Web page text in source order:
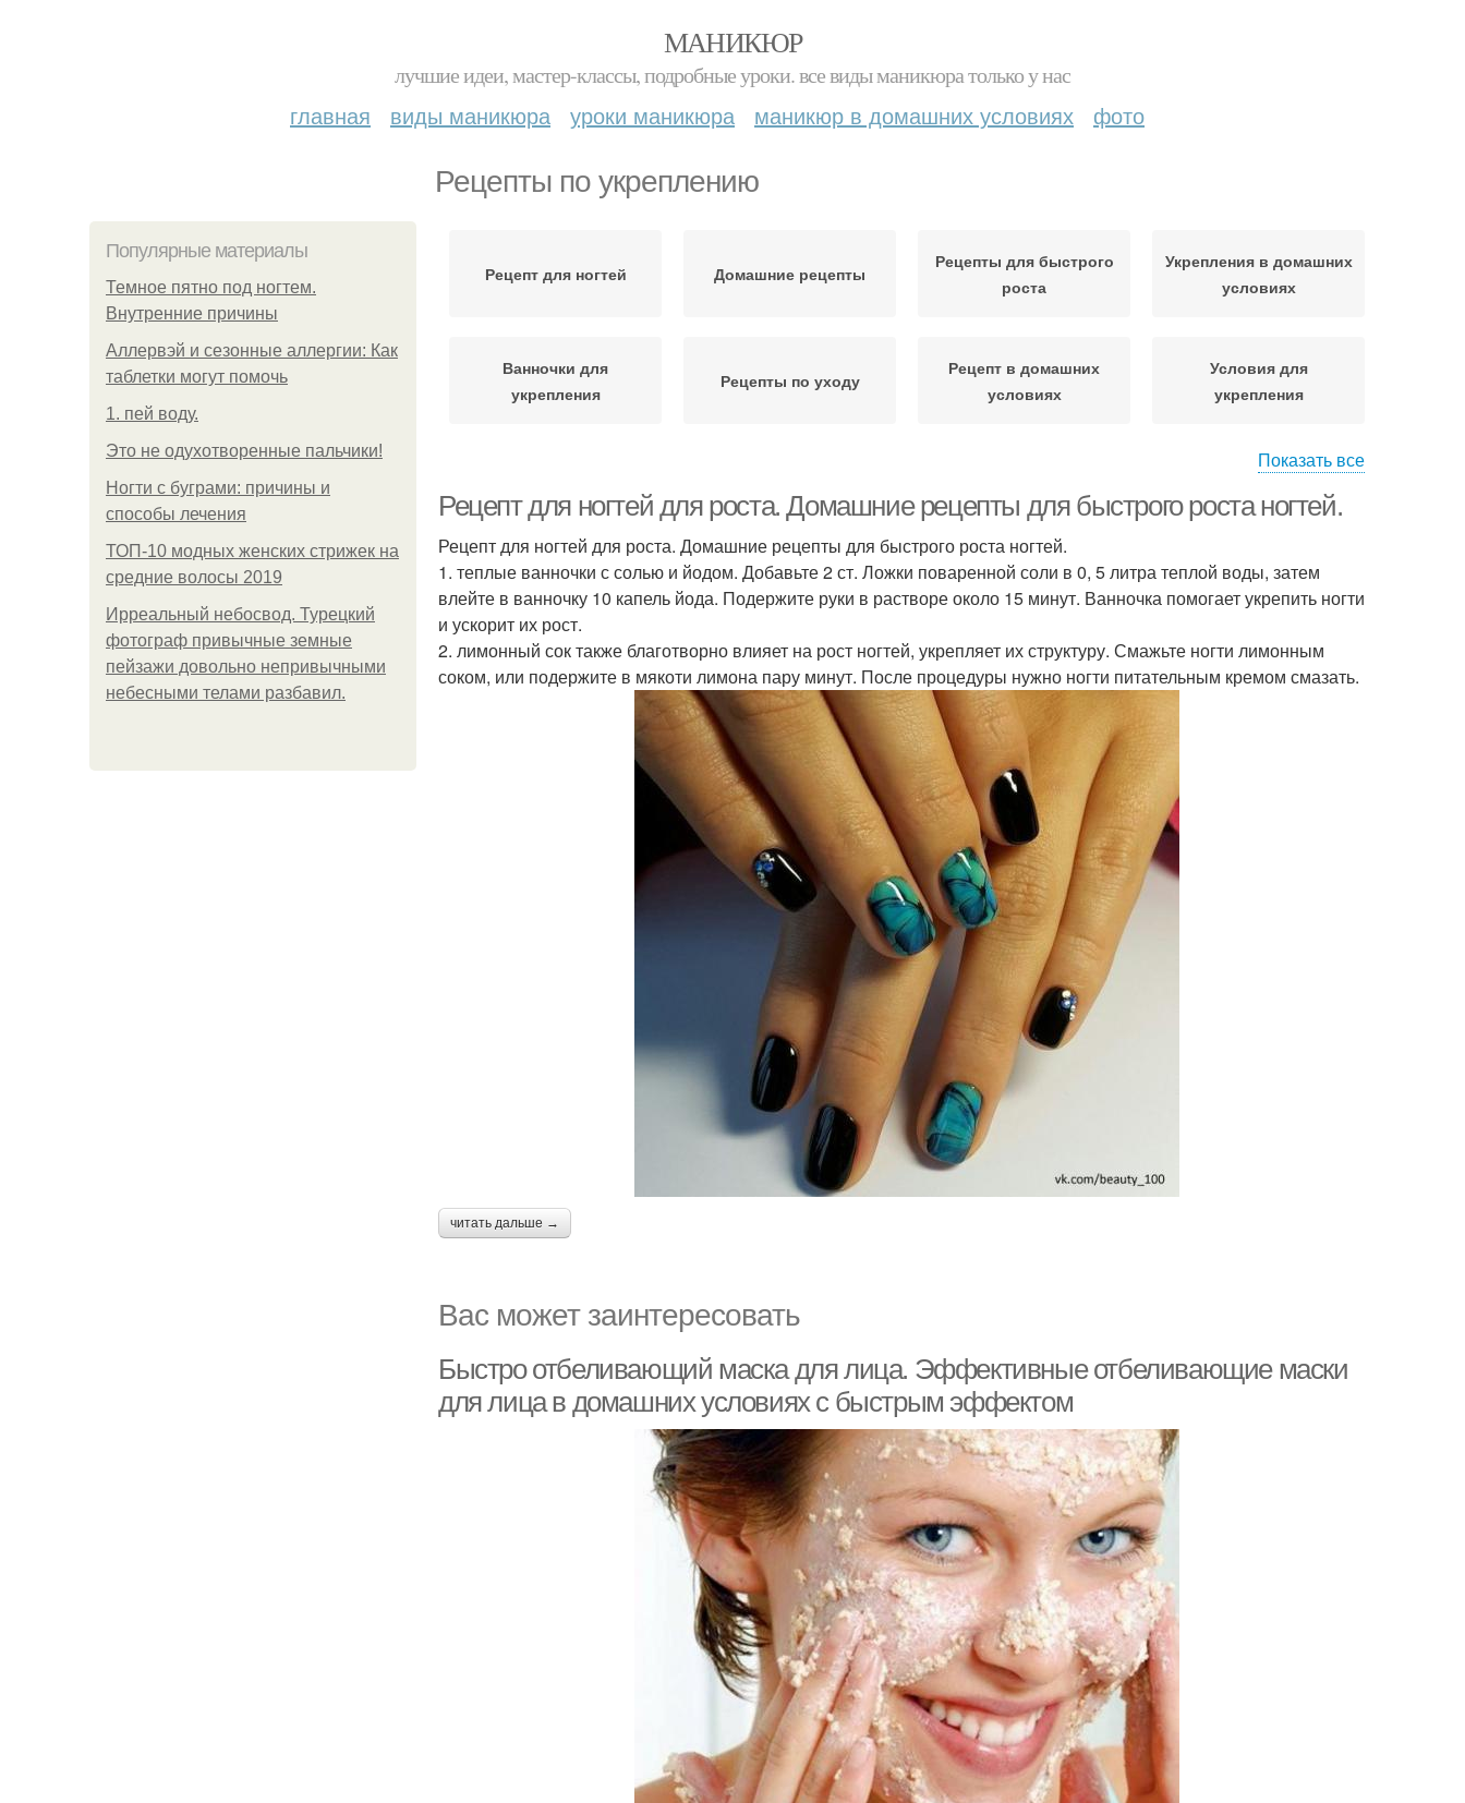
МАНИКЮР
лучшие идеи, мастер-классы, подробные уроки. все виды маникюра только у нас
главная виды маникюра уроки маникюра маникюр в домашних условиях фото
Рецепты по укреплению
Популярные материалы
Темное пятно под ногтем.
Внутренние причины
Аллервэй и сезонные аллергии: Как
таблетки могут помочь
1. пей воду.
Это не одухотворенные пальчики!
Ногти с буграми: причины и
способы лечения
ТОП-10 модных женских стрижек на
средние волосы 2019
Ирреальный небосвод. Турецкий
фотограф привычные земные
пейзажи довольно непривычными
небесными телами разбавил.
Рецепт для ногтей Домашние рецепты
Рецепты для быстрого
роста
Укрепления в домашних
условиях
Ванночки для
укрепления
Рецепты по уходу
Рецепт в домашних
условиях
Условия для
укрепления
Показать все
Рецепт для ногтей для роста. Домашние рецепты для быстрого роста ногтей.
Рецепт для ногтей для роста. Домашние рецепты для быстрого роста ногтей.
1. теплые ванночки с солью и йодом. Добавьте 2 ст. Ложки поваренной соли в 0, 5 литра теплой воды, затем
влейте в ванночку 10 капель йода. Подержите руки в растворе около 15 минут. Ванночка помогает укрепить ногти
и ускорит их рост.
2. лимонный сок также благотворно влияет на рост ногтей, укрепляет их структуру. Смажьте ногти лимонным
соком, или подержите в мякоти лимона пару минут. После процедуры нужно ногти питательным кремом смазать.
читать дальше →
Вас может заинтересовать
Быстро отбеливающий маска для лица. Эффективные отбеливающие маски
для лица в домашних условиях с быстрым эффектом